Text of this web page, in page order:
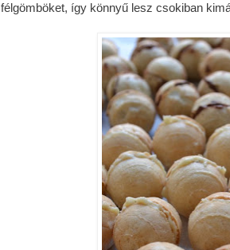
félgömböket, így könnyű lesz csokiban